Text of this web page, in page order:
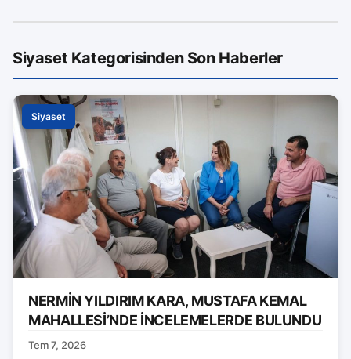
Siyaset Kategorisinden Son Haberler
Siyaset
NERMİN YILDIRIM KARA, MUSTAFA KEMAL
MAHALLESİ’NDE İNCELEMELERDE BULUNDU
Tem 7, 2026